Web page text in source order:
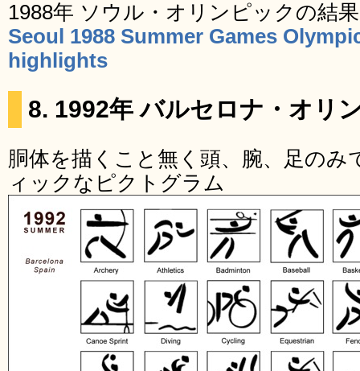
1988年 ソウル・オリンピックの結
Seoul 1988 Summer Games
highlights
8. 1992年 バルセロナ・オリ
胴体を描くこと無く頭、腕、足のみ
ィックなピクトグラム